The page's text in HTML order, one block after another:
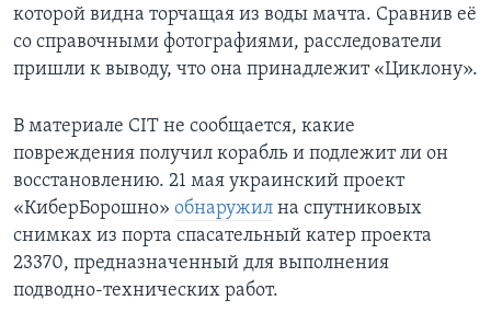
которой видна торчащая из воды мачта. Сравнив её
со справочными фотографиями, расследователи
пришли к выводу, что она принадлежит «Циклону».
В материале CIT не сообщается, какие
повреждения получил корабль и подлежит ли он
восстановлению. 21 мая украинский проект
«КиберБорошно» обнаружил на спутниковых
снимках из порта спасательный катер проекта
23370, предназначенный для выполнения
подводно-технических работ.